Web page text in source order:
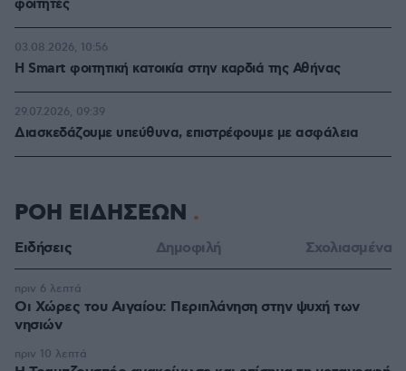
φοιτητές
Η Smart φοιτητική κατοικία στην καρδιά της Αθήνας
03.08.2026, 10:56
Διασκεδάζουμε υπεύθυνα, επιστρέφουμε με ασφάλεια
29.07.2026, 09:39
ΡΟΗ ΕΙΔΗΣΕΩΝ
Ειδήσεις Δημοφιλή Σχολιασμένα
Οι Xώρες του Αιγαίου: Περιπλάνηση στην ψυχή των
νησιών
πριν 6 λεπτά
πριν 10 λεπτά